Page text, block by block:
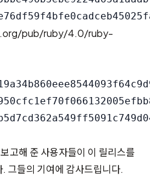
pub/ruby/4.0/ruby-
고해 준 사용자들이 이 릴리스를
그들의 기여에 감사드립니다.